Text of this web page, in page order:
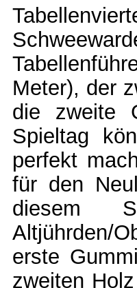
Meter), der
die zweite
Spieltag
perfekt
für den
diesem
Altjührden/
erste
zweiten